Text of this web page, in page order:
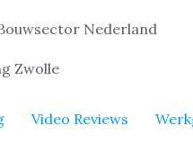
Nederland
Zwolle
Video Reviews